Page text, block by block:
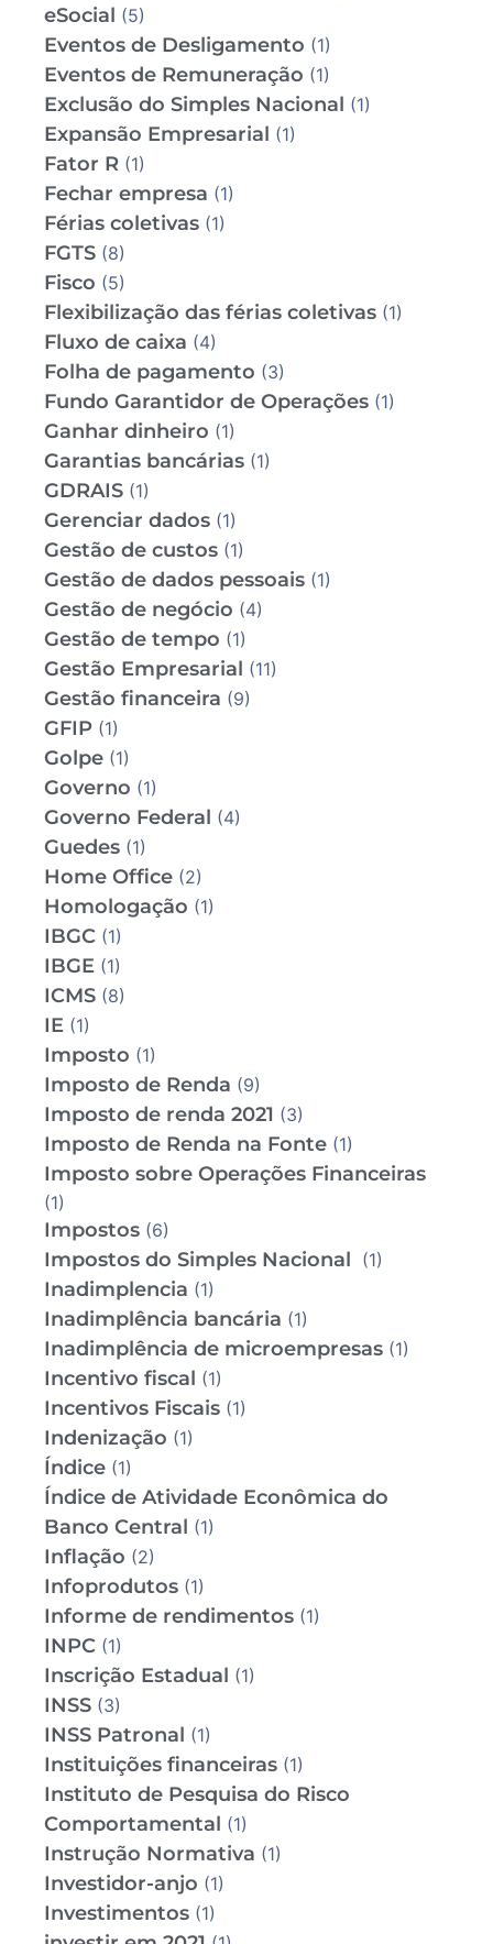
eSocial (5)
Eventos de Desligamento (1)
Eventos de Remuneração (1)
Exclusão do Simples Nacional (1)
Expansão Empresarial (1)
Fator R (1)
Fechar empresa (1)
Férias coletivas (1)
FGTS (8)
Fisco (5)
Flexibilização das férias coletivas (1)
Fluxo de caixa (4)
Folha de pagamento (3)
Fundo Garantidor de Operações (1)
Ganhar dinheiro (1)
Garantias bancárias (1)
GDRAIS (1)
Gerenciar dados (1)
Gestão de custos (1)
Gestão de dados pessoais (1)
Gestão de negócio (4)
Gestão de tempo (1)
Gestão Empresarial (11)
Gestão financeira (9)
GFIP (1)
Golpe (1)
Governo (1)
Governo Federal (4)
Guedes (1)
Home Office (2)
Homologação (1)
IBGC (1)
IBGE (1)
ICMS (8)
IE (1)
Imposto (1)
Imposto de Renda (9)
Imposto de renda 2021 (3)
Imposto de Renda na Fonte (1)
Imposto sobre Operações Financeiras
(1)
Impostos (6)
Impostos do Simples Nacional (1)
Inadimplencia (1)
Inadimplência bancária (1)
Inadimplência de microempresas (1)
Incentivo fiscal (1)
Incentivos Fiscais (1)
Indenização (1)
Índice (1)
Índice de Atividade Econômica do
Banco Central (1)
Inflação (2)
Infoprodutos (1)
Informe de rendimentos (1)
INPC (1)
Inscrição Estadual (1)
INSS (3)
INSS Patronal (1)
Instituições financeiras (1)
Instituto de Pesquisa do Risco
Comportamental (1)
Instrução Normativa (1)
Investidor-anjo (1)
Investimentos (1)